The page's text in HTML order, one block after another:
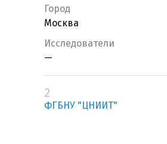
Город
Москва
Исследователи
—
2
ФГБНУ "ЦНИИТ"